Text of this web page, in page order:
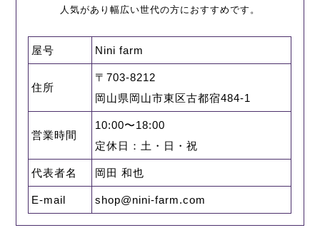
人気があり幅広い世代の方におすすめです。
屋号 Nini farm
住所
〒703-8212
岡山県岡山市東区古都宿484-1
営業時間
10:00〜18:00
定休日：土・日・祝
代表者名 岡田 和也
E-mail shop@nini-farm.com